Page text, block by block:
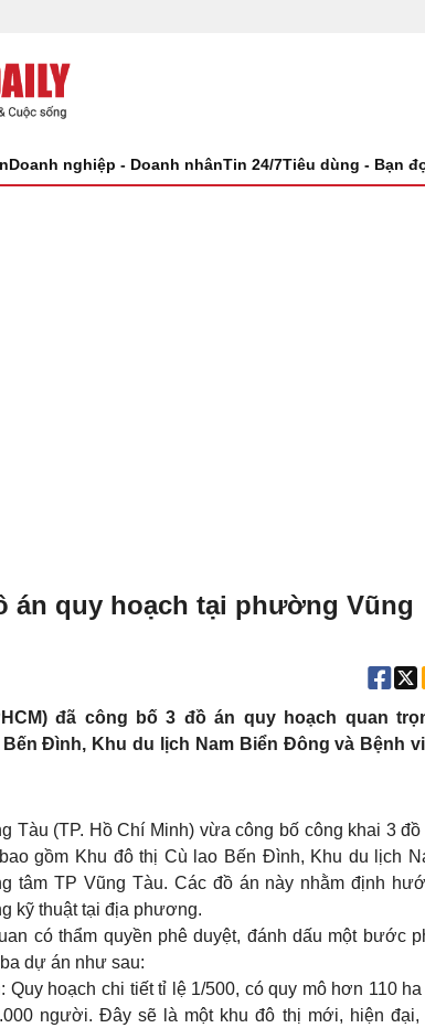
Doanh nghiệp - Doanh nhânTin 24/7Tiêu dùng - Bạn
án quy hoạch tại phường Vũng
đã công bố 3 đồ án quy hoạch quan
Đình, Khu du lịch Nam Biển Đông và Bệnh
Tàu (TP. Hồ Chí Minh) vừa công bố công khai 3 đồ
gồm Khu đô thị Cù lao Bến Đình, Khu du lịch
tâm TP Vũng Tàu. Các đồ án này nhằm định
kỹ thuật tại địa phương.
có thẩm quyền phê duyệt, đánh dấu một bước
dự án như sau:
Quy hoạch chi tiết tỉ lệ 1/500, có quy mô hơn 110 ha
người. Đây sẽ là một khu đô thị mới, hiện đại,